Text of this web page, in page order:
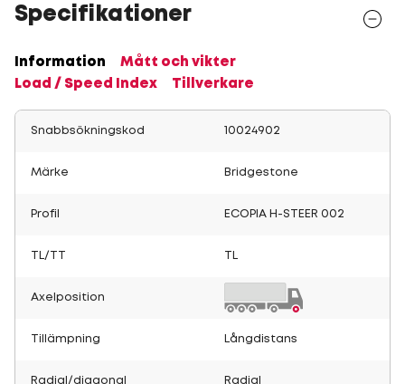
Specifikationer
Information
Mått och vikter
Load / Speed Index
Tillverkare
Snabbsökningskod 10024902
Märke Bridgestone
Profil ECOPIA H-STEER 002
TL/TT
Axelposition
Tillämpning Långdistans
Radial/diagonal Radial